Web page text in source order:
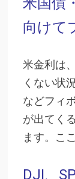
向けて
米金利は
くない状
などフィ
が出てく
ます。こ
DJI、